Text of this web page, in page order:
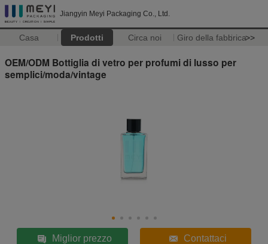
Jiangyin Meyi Packaging Co., Ltd.
Casa Prodotti Circa noi Giro della fabbrica>>
OEM/ODM Bottiglia di vetro per profumi di lusso per
semplici/moda/vintage
Miglior prezzo Contattaci